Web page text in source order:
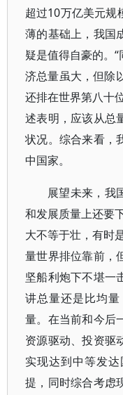
超过10万亿美元规
薄的基础上，我国
疑是值得自豪的。
济总量虽大，但除
还排在世界第八十
述表明，应该从总
状况。综合来看，
中国家。
展望未来，我
和发展质量上还要
大不等于壮，有时
量世界排位靠前，
坚船利炮下不堪一
讲总量还是比均
量。在当前和今后
资源驱动、投资驱
实现达到中等发
提，同时综合考虑